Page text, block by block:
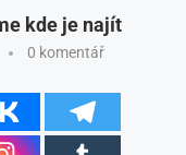
kde je najít
0 komentář